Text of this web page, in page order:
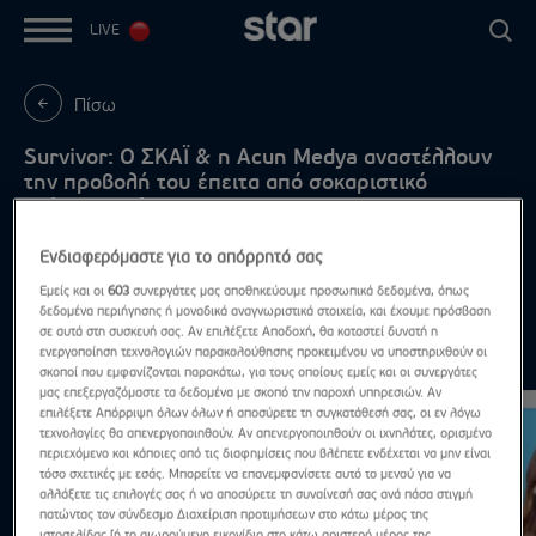
LIVE
Πίσω
Survivor: Ο ΣΚΑΪ & η Acun Medya αναστέλλουν
την προβολή του έπειτα από σοκαριστικό
ατύχημα παίκτη
Highlights Δες τα όλα
Ενδιαφερόμαστε για το απόρρητό σας
Εμείς και οι603 συνεργάτες μας αποθηκεύουμε προσωπικά δεδομένα, όπως
δεδομένα περιήγησης ή μοναδικά αναγνωριστικά στοιχεία, και έχουμε πρόσβαση
σε αυτά στη συσκευή σας. Αν επιλέξετε Αποδοχή, θα καταστεί δυνατή η
ενεργοποίηση τεχνολογιών παρακολούθησης προκειμένου να υποστηριχθούν οι
σκοποί που εμφανίζονται παρακάτω, για τους οποίους εμείς και οι συνεργάτες
μας επεξεργαζόμαστε τα δεδομένα με σκοπό την παροχή υπηρεσιών. Αν
επιλέξετε Απόρριψη όλων όλων ή αποσύρετε τη συγκατάθεσή σας, οι εν λόγω
τεχνολογίες θα απενεργοποιηθούν. Αν απενεργοποιηθούν οι ιχνηλάτες, ορισμένο
περιεχόμενο και κάποιες από τις διαφημίσεις που βλέπετε ενδέχεται να μην είναι
τόσο σχετικές με εσάς. Μπορείτε να επανεμφανίσετε αυτό το μενού για να
αλλάξετε τις επιλογές σας ή να αποσύρετε τη συναίνεσή σας ανά πάσα στιγμή
πατώντας τον σύνδεσμο Διαχείριση προτιμήσεων στο κάτω μέρος της